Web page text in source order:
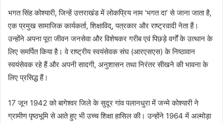
भगत सिंह कोश्यारी, जिन्हें उत्तराखंड में लोकप्रिय नाम ‘भगत दा’ से जाना जाता है,
एक प्रमुख सामाजिक कार्यकर्ता, शिक्षाविद्, पत्रकार और राष्ट्रवादी नेता हैं।
उन्होंने अपना पूरा जीवन जनसेवा और विशेषकर गरीब एवं पिछड़े वर्गों के उत्थान के
लिए समर्पित किया है। वे राष्ट्रीय स्वयंसेवक संघ (आरएसएस) के निष्ठावान
स्वयंसेवक रहे हैं और अपनी सादगी, अनुशासन तथा निरंतर सीखने की भावना के
लिए प्रसिद्ध हैं।
17 जून 1942 को बागेश्वर जिले के सुदूर गांव पलानधुरा में जन्मे कोश्यारी ने
ग्रामीण पृष्ठभूमि से आते हुए भी उच्च शिक्षा हासिल की। उन्होंने 1964 में अल्मोड़ा